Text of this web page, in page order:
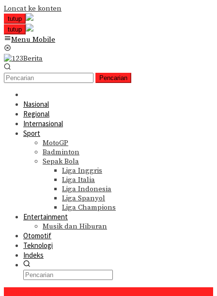
Loncat ke konten
tutup
tutup
Menu Mobile
Pencarian
Nasional
Regional
Internasional
Sport
MotoGP
Badminton
Sepak Bola
Liga Inggris
Liga Italia
Liga Indonesia
Liga Spanyol
Liga Champions
Entertainment
Musik dan Hiburan
Otomotif
Teknologi
Indeks